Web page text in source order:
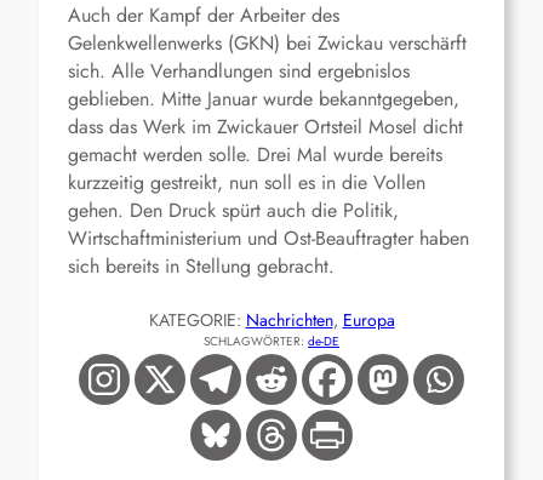
Auch der Kampf der Arbeiter des
Gelenkwellenwerks (GKN) bei Zwickau verschärft
sich. Alle Verhandlungen sind ergebnislos
geblieben. Mitte Januar wurde bekanntgegeben,
dass das Werk im Zwickauer Ortsteil Mosel dicht
gemacht werden solle. Drei Mal wurde bereits
kurzzeitig gestreikt, nun soll es in die Vollen
gehen. Den Druck spürt auch die Politik,
Wirtschaftministerium und Ost-Beauftragter haben
sich bereits in Stellung gebracht.
KATEGORIE: Nachrichten, Europa
SCHLAGWÖRTER: de-DE